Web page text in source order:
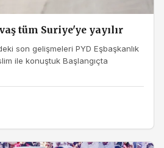
tüm Suriye'ye yayılır
son gelişmeleri PYD Eşbaşkanlık
ile konuştuk Başlangıçta